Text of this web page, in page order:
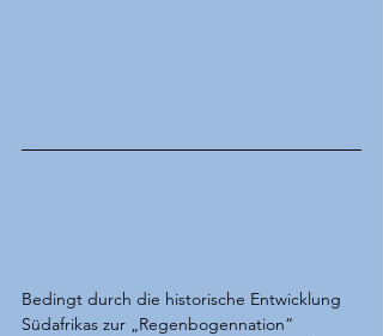
Bedingt durch die historische Entwicklung
Südafrikas zur „Regenbogennation“